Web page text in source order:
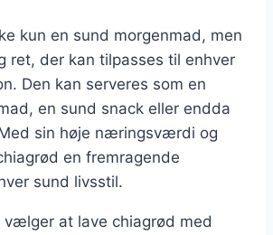
kun en sund morgenmad, men
ret, der kan tilpasses til enhver
Den kan serveres som en
en sund snack eller endda
sin høje næringsværdi og
en fremragende
sund livsstil.
vælger at lave chiagrød med